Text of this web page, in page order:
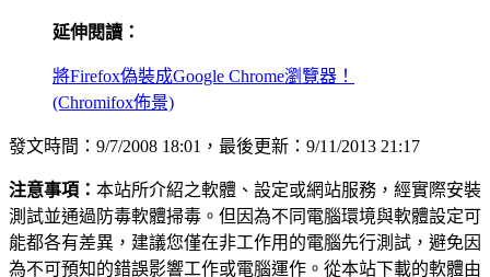
延伸閱讀：
將Firefox偽裝成Google Chrome瀏覽器！
(Chromifox佈景)
發文時間：9/7/2008 18:01，最後更新：9/11/2013 21:17
注意事項： 本站所介紹之軟體、設定或網站服務，經實際安裝
測試並通過防毒軟體掃毒。但因為不同電腦環境與軟體設定可
能都各有差異，建議您僅在非工作用的電腦先行測試，避免因
為不可預知的錯誤影響工作或電腦運作。從本站下載的軟體由